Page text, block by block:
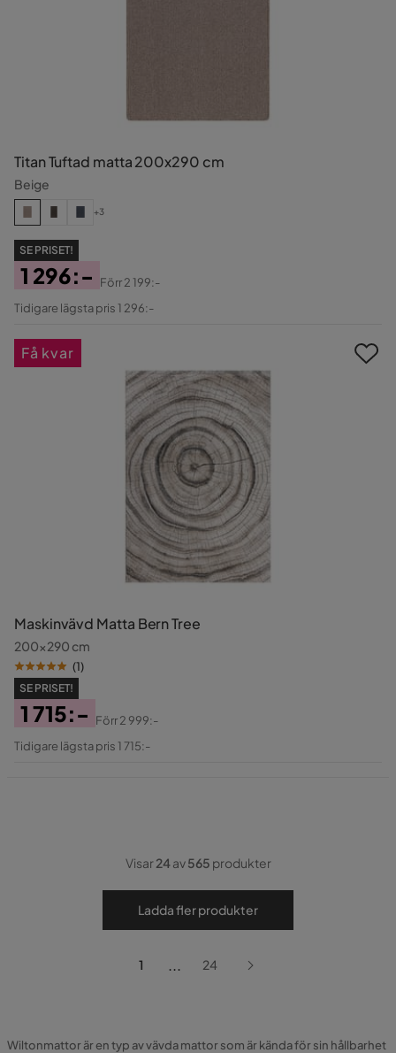
Titan Tuftad matta 200x290 cm
Beige
+3
SE PRISET!
Pris
1 296:-
Original
Förr2 199:-
Tidigare lägsta pris 1 296:-
Maskinvävd Matta Bern Tree
200x290 cm
(1)
SE PRISET!
Pris
1 715:-
Original
Förr2 999:-
Tidigare lägsta pris 1 715:-
Få kvar
Visar24av565 produkter
Ladda fler produkter
1 ... 24
Wiltonmattor är en typ av vävda mattor som är kända för sin hållbarhet